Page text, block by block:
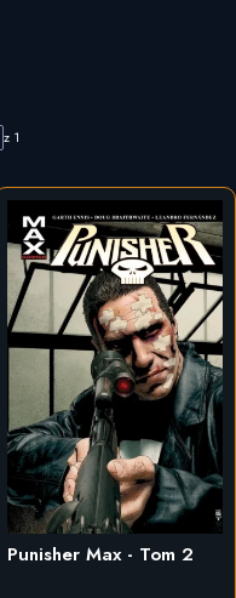
z 1
Punisher Max - Tom 2